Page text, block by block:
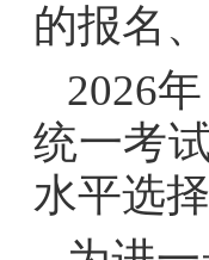
的报名
2026
统一考
水平选